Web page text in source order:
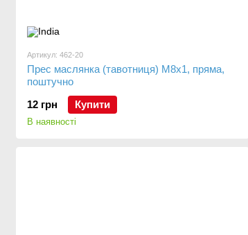
Артикул: 462-20
Прес маслянка (тавотниця) М8х1, пряма,
поштучно
12 грн
Купити
В наявності